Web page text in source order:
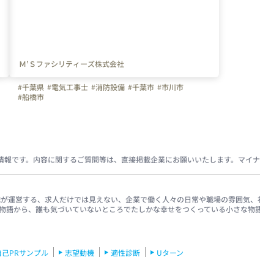
Ｍ’Ｓファシリティーズ株式会社
#千葉県 #電気工事士 #消防設備 #千葉市 #市川市
#船橋市
です。内容に関するご質問等は、直接掲載企業にお願いいたします。マイ
運営する、求人だけでは見えない、企業で働く人々の日常や職場の雰囲気
から、誰も気づいていないところでたしかな幸せをつくっている小さな物
己PRサンプル 志望動機 適性診断 Uターン